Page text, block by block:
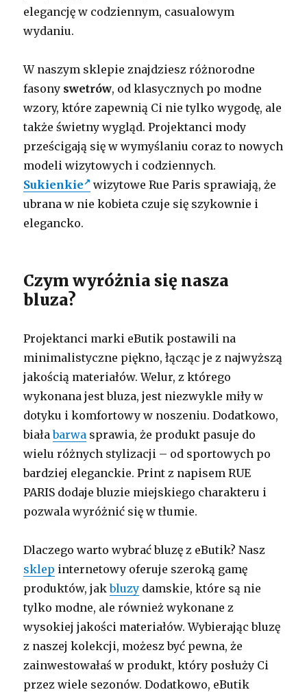
elegancję w codziennym, casualowym
wydaniu.
W naszym sklepie znajdziesz różnorodne
fasony swetrów, od klasycznych po modne
wzory, które zapewnią Ci nie tylko wygodę, ale
także świetny wygląd. Projektanci mody
prześcigają się w wymyślaniu coraz to nowych
modeli wizytowych i codziennych.
Sukienkie
wizytowe Rue Paris sprawiają, że
ubrana w nie kobieta czuje się szykownie i
elegancko.
Czym wyróżnia się nasza
bluza?
Projektanci marki eButik postawili na
minimalistyczne piękno, łącząc je z najwyższą
jakością materiałów. Welur, z którego
wykonana jest bluza, jest niezwykle miły w
dotyku i komfortowy w noszeniu. Dodatkowo,
białabarwa sprawia, że produkt pasuje do
wielu różnych stylizacji – od sportowych po
bardziej eleganckie. Print z napisem RUE
PARIS dodaje bluzie miejskiego charakteru i
pozwala wyróżnić się w tłumie.
Dlaczego warto wybrać bluzę z eButik? Nasz
sklep internetowy oferuje szeroką gamę
produktów, jakbluzy damskie, które są nie
tylko modne, ale również wykonane z
wysokiej jakości materiałów. Wybierając bluzę
z naszej kolekcji, możesz być pewna, że
zainwestowałaś w produkt, który posłuży Ci
przez wiele sezonów. Dodatkowo, eButik